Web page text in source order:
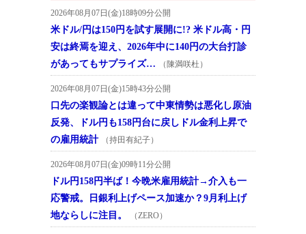
2026年08月07日(金)18時09分公開
米ドル/円は150円を試す展開に!? 米ドル高・円
安は終焉を迎え、2026年中に140円の大台打診
があってもサプライズ…
（陳満咲杜）
2026年08月07日(金)15時43分公開
口先の楽観論とは違って中東情勢は悪化し原油
反発、ドル円も158円台に戻しドル金利上昇で
の雇用統計
（持田有紀子）
2026年08月07日(金)09時11分公開
ドル円158円半ば！今晩米雇用統計→介入も一
応警戒。日銀利上げペース加速か？9月利上げ
地ならしに注目。
（ZERO）